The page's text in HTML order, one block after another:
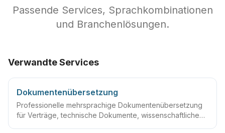
Passende Services, Sprachkombinationen
und Branchenlösungen.
Verwandte Services
Dokumentenübersetzung
Professionelle mehrsprachige Dokumentenübersetzung
für Verträge, technische Dokumente, wissenschaftliche